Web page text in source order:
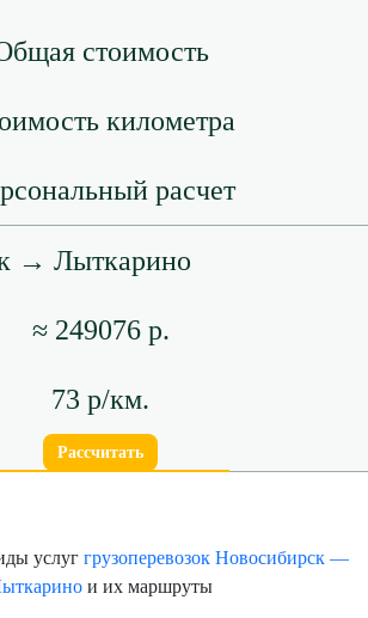
стоимость
километра
расчет
→ Лыткарино
≈ 249076 р.
73 р/км.
Рассчитать
услуг грузоперевозок Новосибирск —
и их маршруты